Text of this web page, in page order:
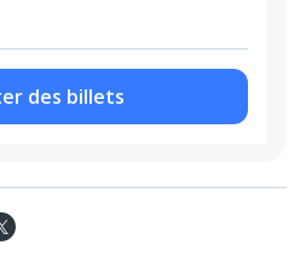
des billets